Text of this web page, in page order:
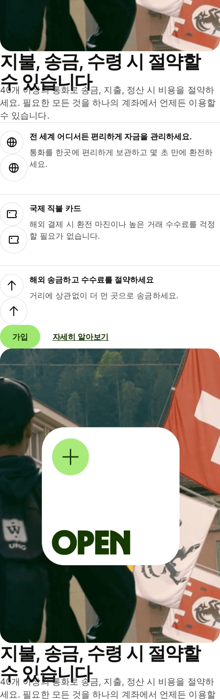
지불, 송금, 수령 시 절약할
수 있습니다
40개 이상의 통화로 송금, 지출, 정산 시 비용을 절약하
세요. 필요한 모든 것을 하나의 계좌에서 언제든 이용할
수 있습니다.
전 세계 어디서든 편리하게 자금을 관리하세요.
통화를 한곳에 편리하게 보관하고 몇 초 만에 환전하
세요.
국제 직불 카드
해외 결제 시 환전 마진이나 높은 거래 수수료를 걱정
할 필요가 없습니다.
해외 송금하고 수수료를 절약하세요
거리에 상관없이 더 먼 곳으로 송금하세요.
가입 자세히 알아보기
지불, 송금, 수령 시 절약할
수 있습니다
40개 이상의 통화로 송금, 지출, 정산 시 비용을 절약하
세요. 필요한 모든 것을 하나의 계좌에서 언제든 이용할